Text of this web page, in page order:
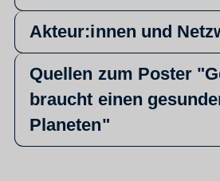
Akteur:innen und
Quellen zum Poster
braucht einen
Planeten"